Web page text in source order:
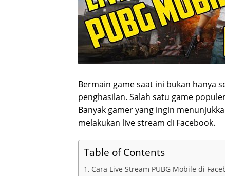
Bermain game saat ini bukan hanya
penghasilan. Salah satu game
Banyak gamer yang ingin
melakukan live stream di Facebook.
Table of Contents
Cara Live Stream PUBG Mobile di